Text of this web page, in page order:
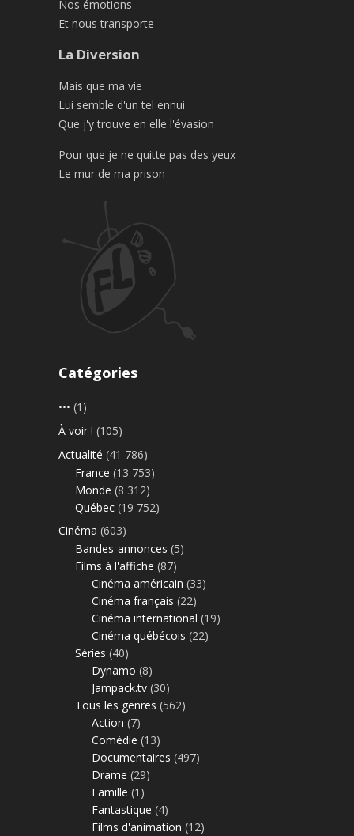
Nos émotions
Et nous transporte
La Diversion
Mais que ma vie
Lui semble d'un tel ennui
Que j'y trouve en elle l'évasion
Pour que je ne quitte pas des yeux
Le mur de ma prison
Catégories
••• (1)
À voir ! (105)
Actualité (41 786)
France (13 753)
Monde (8 312)
Québec (19 752)
Cinéma (603)
Bandes-annonces (5)
Films à l'affiche (87)
Cinéma américain (33)
Cinéma français (22)
Cinéma international (19)
Cinéma québécois (22)
Séries (40)
Dynamo (8)
Jampack.tv (30)
Tous les genres (562)
Action (7)
Comédie (13)
Documentaires (497)
Drame (29)
Famille (1)
Fantastique (4)
Films d'animation (12)